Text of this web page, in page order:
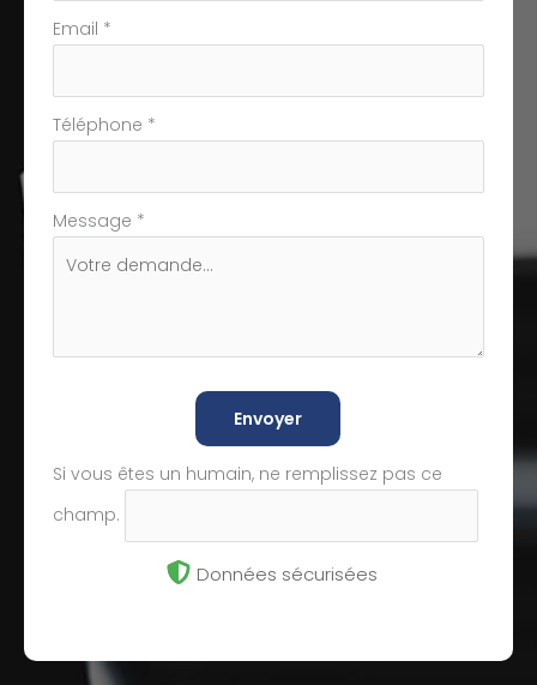
Email *
Téléphone *
Message *
Envoyer
Si vous êtes un humain, ne remplissez pas ce
champ.
Données sécurisées